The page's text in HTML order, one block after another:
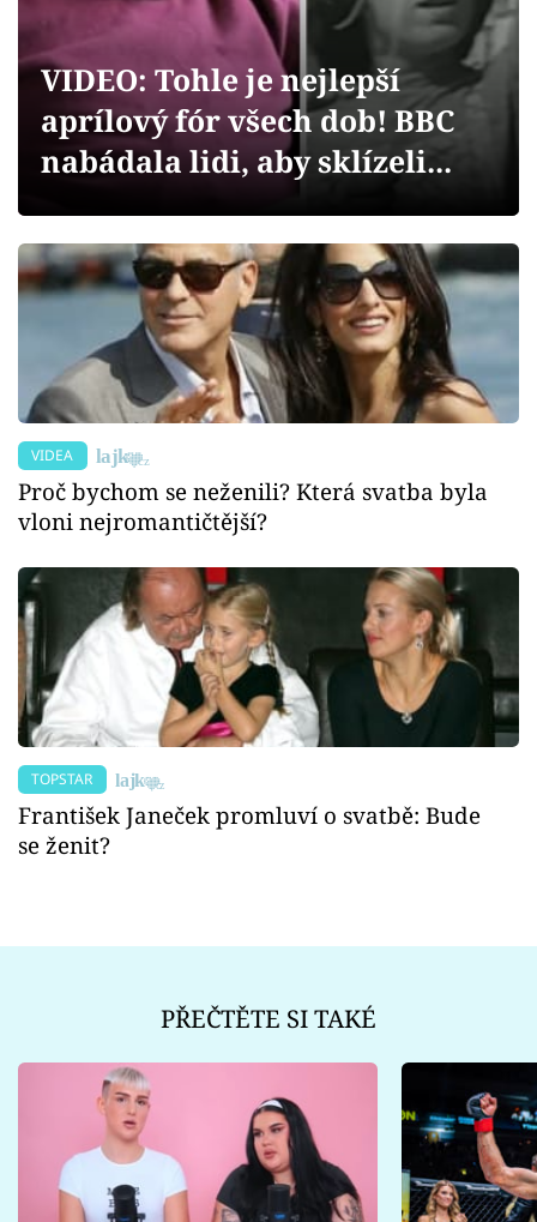
Videa
Sledujte prima+
Sledujte nás
VIDEO: Tohle je nejlepší
aprílový fór všech dob! BBC
nabádala lidi, aby sklízeli...
VIDEA
Proč bychom se neženili? Která svatba byla
vloni nejromantičtější?
TOPSTAR
František Janeček promluví o svatbě: Bude
se ženit?
PŘEČTĚTE SI TAKÉ